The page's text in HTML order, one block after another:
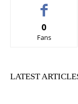
0
Fans
LATEST